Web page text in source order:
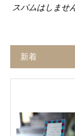
スパムはしませ
新着